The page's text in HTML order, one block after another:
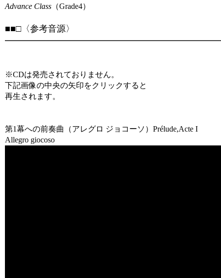
Advance Class （Grade4）
■■□〈参考音源〉
※CDは発売されておりません。
下記画像の中央の矢印をクリックすると
再生されます。
第1幕への前奏曲（アレグロ ジョコーソ）Prélude,Acte I
Allegro giocoso